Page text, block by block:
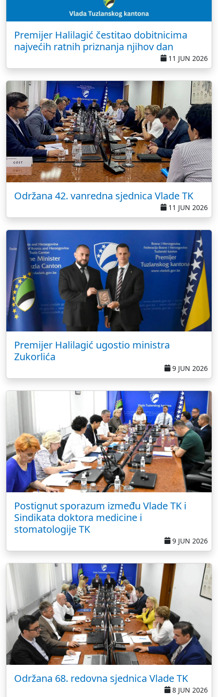
Premijer Halilagić čestitao dobitnicima
najvećih ratnih priznanja njihov dan
11 JUN 2026
Održana 42. vanredna sjednica Vlade TK
11 JUN 2026
Premijer Halilagić ugostio ministra
Zukorlića
9 JUN 2026
Postignut sporazum između Vlade TK i
Sindikata doktora medicine i
stomatologije TK
9 JUN 2026
Održana 68. redovna sjednica Vlade TK
8 JUN 2026